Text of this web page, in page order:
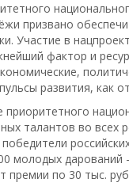
призвано
Участие в
фактор и
развития, как
приоритетного
талантов во всех
молодых дарований
премии по 30 тыс.